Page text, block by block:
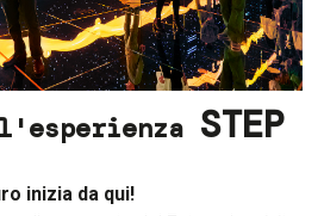
STEP
inizia da qui!